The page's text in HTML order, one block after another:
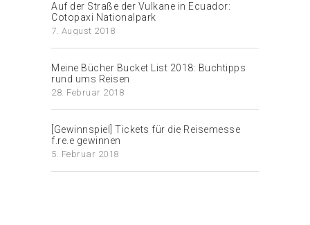
Auf der Straße der Vulkane in Ecuador:
Cotopaxi Nationalpark
7. August 2018
Meine Bücher Bucket List 2018: Buchtipps
rund ums Reisen
28. Februar 2018
[Gewinnspiel] Tickets für die Reisemesse
f.re.e gewinnen
5. Februar 2018